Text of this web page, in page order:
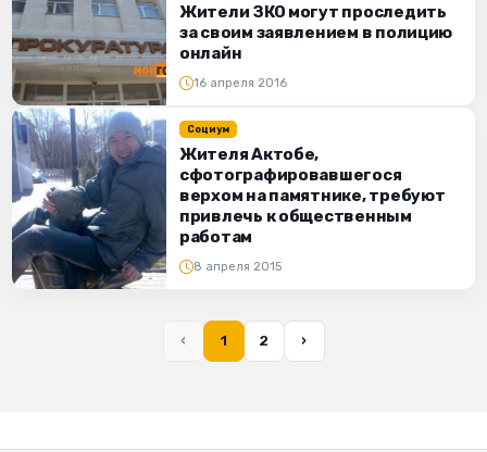
Жители ЗКО могут проследить
за своим заявлением в полицию
онлайн
16 апреля 2016
Социум
Жителя Актобе,
сфотографировавшегося
верхом на памятнике, требуют
привлечь к общественным
работам
8 апреля 2015
‹ 1 2 ›